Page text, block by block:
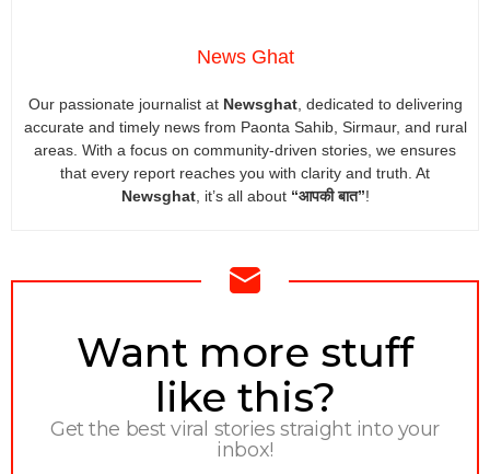
News Ghat
Our passionate journalist at Newsghat, dedicated to delivering
accurate and timely news from Paonta Sahib, Sirmaur, and rural
areas. With a focus on community-driven stories, we ensures
that every report reaches you with clarity and truth. At
Newsghat, it’s all about “आपकी बात”!
NEWSLETTER
Want more stuff
like this?
Get the best viral stories straight into your
inbox!